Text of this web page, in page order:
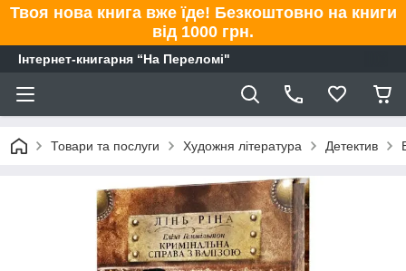
Твоя нова книга вже їде! Безкоштовно на книги
від 1000 грн.
Інтернет-книгарня “На Переломі"
Товари та послуги Художня література Детектив